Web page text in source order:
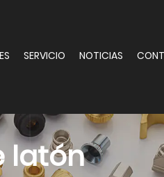
SERVICIO NOTICIAS
latón